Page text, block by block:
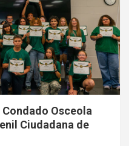
Osceola
Ciudadana de